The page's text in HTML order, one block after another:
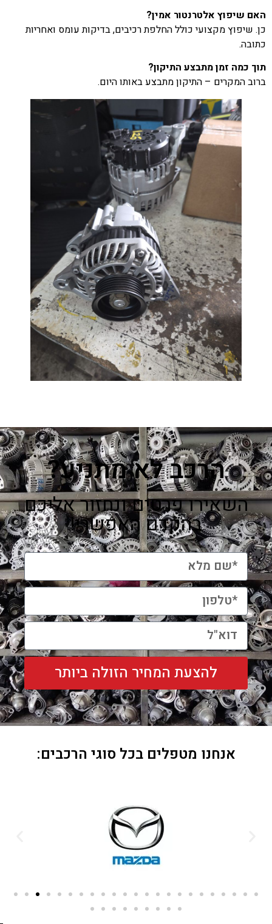
האם שיפוץ אלטרנטור אמין?
כן. שיפוץ מקצועי כולל החלפת רכיבים, בדיקות עומס ואחריות
כתובה.
תוך כמה זמן מתבצע התיקון?
ברוב המקרים – התיקון מתבצע באותו היום.
הרכב לא מתניע?
השאירו פרטים ונחזור אליכם
בהקדם האפשרי!
להצעת המחיר הזולה ביותר
אנחנו מטפלים בכל סוגי הרכבים: